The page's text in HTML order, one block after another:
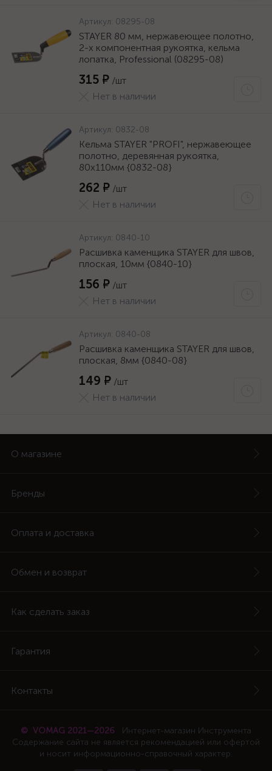
Артикул: 08295-08
STAYER 80 мм, нержавеющее полотно,
2-х компонентная рукоятка, кельма
лопатка, Professional (08295-08)
315 ₽ /шт
Нет в наличии
Артикул: 0832-08
Кельма STAYER "PROFI", нержавеющее
полотно, деревянная рукоятка,
80x110мм {0832-08}
262 ₽ /шт
Нет в наличии
Артикул: 0840-10
Расшивка каменщика STAYER для швов,
плоская, 10мм {0840-10}
156 ₽ /шт
Нет в наличии
Артикул: 0840-08
Расшивка каменщика STAYER для швов,
плоская, 8мм {0840-08}
149 ₽ /шт
Нет в наличии
О магазине
Бренды
Оплата и доставка
Обмен и возврат
Как сделать заказ
Гарантия
Контакты
© VOMAG 2021—2026
Интернет-магазин Инструмента
Содержание сайта не является рекомендацией или офертой
и носит информационно-справочный характер.